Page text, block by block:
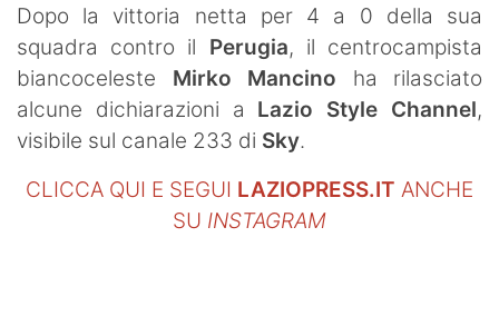
Dopo la vittoria netta per 4 a 0 della sua
squadra contro il Perugia, il centrocampista
biancoceleste Mirko Mancino ha rilasciato
alcune dichiarazioni a Lazio Style Channel,
visibile sul canale 233 di Sky.
CLICCA QUI E SEGUI LAZIOPRESS.IT ANCHE
SU INSTAGRAM